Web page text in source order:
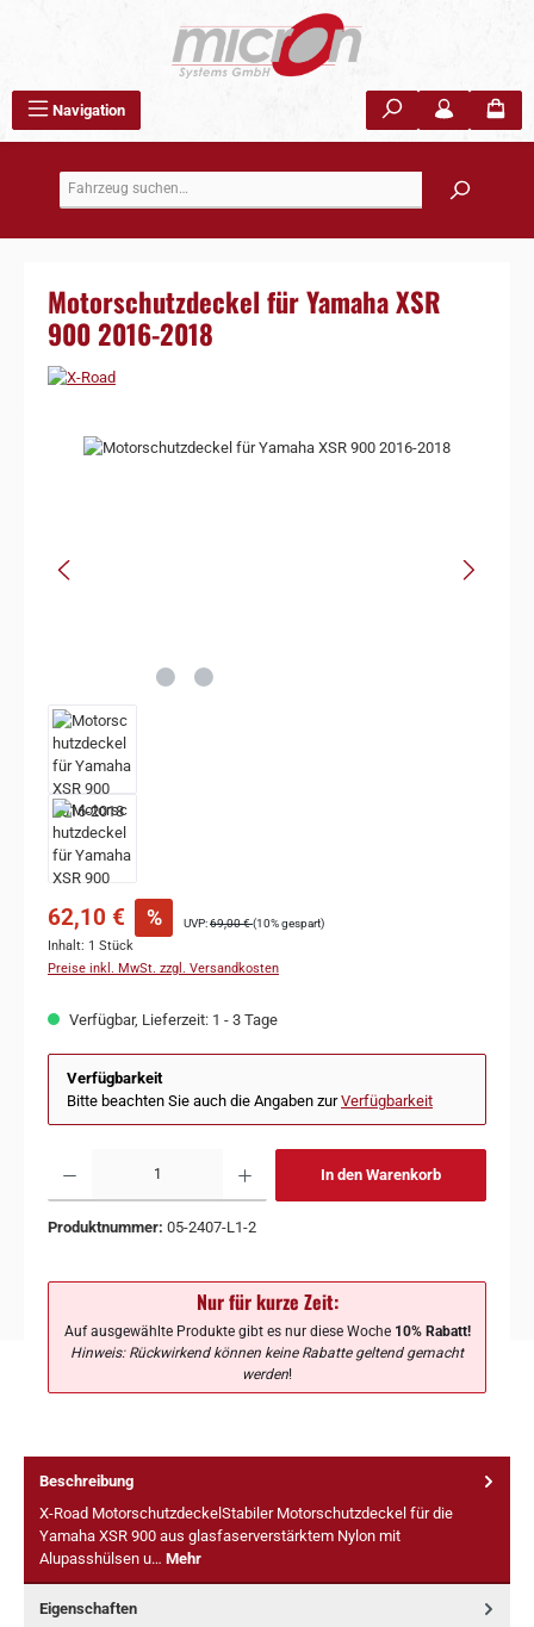
Navigation
Motorschutzdeckel für Yamaha XSR
900 2016-2018
Bildergalerie überspringen
62,10 € % UVP:69,00 €(10% gespart)
Inhalt: 1 Stück
Preise inkl. MwSt. zzgl. Versandkosten
Verfügbar, Lieferzeit: 1 - 3 Tage
Verfügbarkeit
Bitte beachten Sie auch die Angaben zurVerfügbarkeit
In den Warenkorb
Produktnummer: 05-2407-L1-2
Nur für kurze Zeit:
Auf ausgewählte Produkte gibt es nur diese Woche10% Rabatt!
Hinweis: Rückwirkend können keine Rabatte geltend gemacht
werden!
Beschreibung
X-Road MotorschutzdeckelStabiler Motorschutzdeckel für die
Yamaha XSR 900 aus glasfaserverstärktem Nylon mit
Alupasshülsen u… Mehr
Eigenschaften